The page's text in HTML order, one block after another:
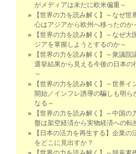
がメディアは未だに欧米偏重～
【世界の力を読み解く】～なぜ世
心はアジアから欧州へ移ったのか
【世界の力を読み解く】～なぜ大
ジアを掌握しようとするのか～
【世界の力を読み解く】～衆議院
選挙結果から見える今後の日本の
～
【世界の力を読み解く】～世界イ
開始／インフレ誘導の騙しも明ら
なる～
【世界の力を読み解く】～中国の
盤は架空経済から実物経済への転
【日本の活力を再生する】企業の
をどこに見出すか？